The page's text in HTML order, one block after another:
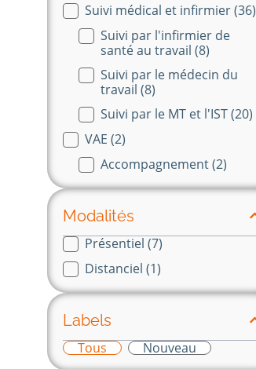
Suivi médical et infirmier(36)
Suivi par l'infirmier de
santé au travail (8)
Suivi par le médecin du
travail (8)
Suivi par le MT et l'IST(20)
VAE (2)
Accompagnement(2)
Modalités
modalité
Présentiel (7)
Distanciel (1)
Labels
labels
Tous Nouveau